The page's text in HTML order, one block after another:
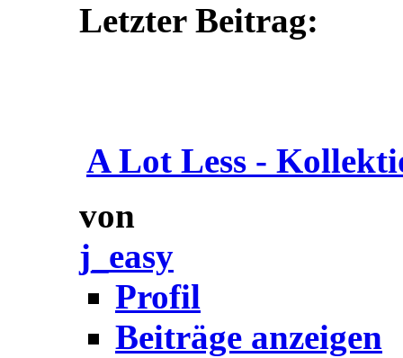
Letzter Beitrag:
A Lot Less -
von
j_easy
Profil
Beiträge anzeigen